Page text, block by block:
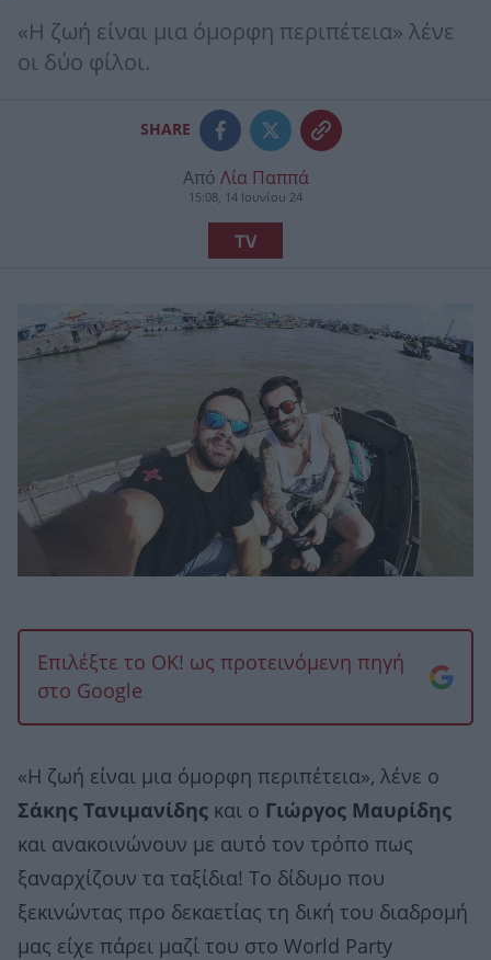
«Η ζωή είναι μια όμορφη περιπέτεια» λένε
οι δύο φίλοι.
SHARE
Από Λία Παππά
15:08, 14 Ιουνίου 24
TV
Επιλέξτε το OK! ως προτεινόμενη πηγή
στο Google
«Η ζωή είναι μια όμορφη περιπέτεια», λένε ο
Σάκης Τανιμανίδης και ο Γιώργος Μαυρίδης
και ανακοινώνουν με αυτό τον τρόπο πως
ξαναρχίζουν τα ταξίδια! Το δίδυμο που
ξεκινώντας προ δεκαετίας τη δική του διαδρομή
μας είχε πάρει μαζί του στο World Party